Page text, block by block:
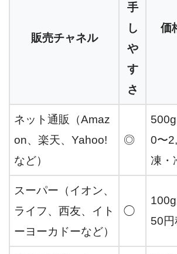
販売チャネル
手
し
や
す
さ
価
ネット通販（Amaz
on、楽天、Yahoo!
など）
◎
0〜
凍・
スーパー（イオン、
ライフ、西友、イト
ーヨーカドーなど）
◯
50円